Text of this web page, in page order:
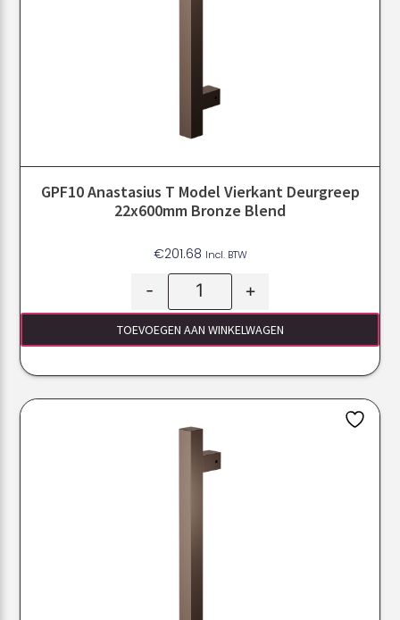
GPF10 Anastasius T Model Vierkant Deurgreep
22x600mm Bronze Blend
€201.68 Incl. BTW
- +
TOEVOEGEN AAN WINKELWAGEN